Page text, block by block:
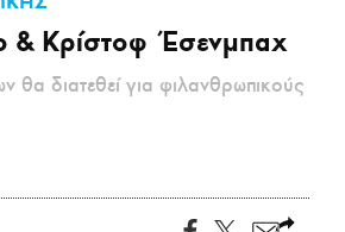
& Κρίστοφ Έσενμπαχ
θα διατεθεί για φιλανθρωπικούς